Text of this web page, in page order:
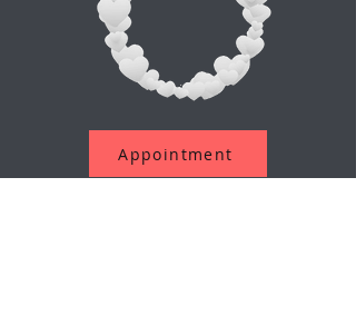
Appointment